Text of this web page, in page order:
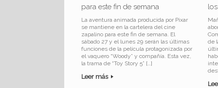
para este fin de semana
La aventura animada producida por Pixar
se mantiene en la cartelera del cine
zapalino para este fin de semana. El
sábado 27 y el lunes 29 serán las últimas
funciones de la película protagonizada por
el vaquero “Woody” y compañía. Esta vez,
la trama de “Toy Story 5” […]
Leer más
de